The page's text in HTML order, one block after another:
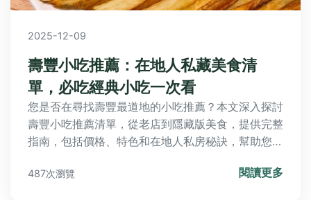
2025-12-09
壽豐小吃推薦：在地人私藏美食清
單，必吃經典小吃一次看
您是否在尋找壽豐最道地的小吃推薦？本文深入探討
壽豐小吃推薦清單，從老店到隱藏版美食，提供完整
指南，包括價格、特色和在地人私房秘訣，幫助您規
487次瀏覽 閱讀更多